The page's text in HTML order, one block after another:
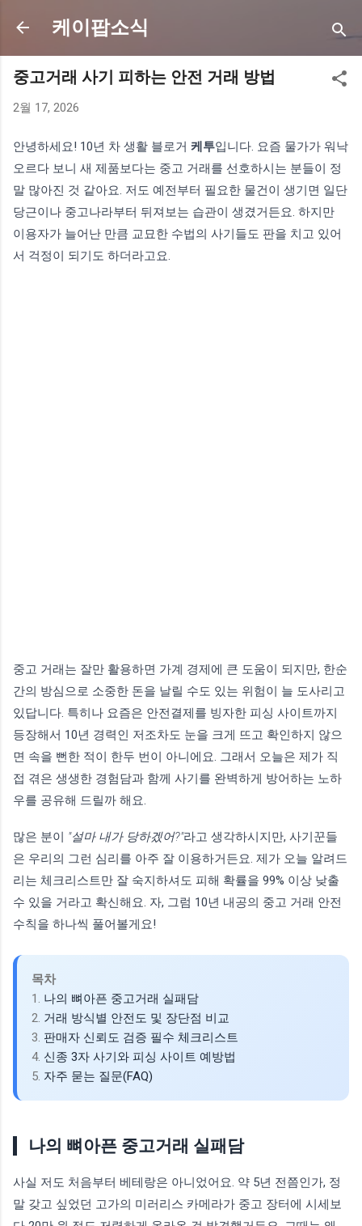
기본 콘텐츠로 건너뛰기
케이팝소식
중고거래 사기 피하는 안전 거래 방법
2월 17, 2026
안녕하세요! 10년 차 생활 블로거 케투입니다. 요즘 물가가 워낙
오르다 보니 새 제품보다는 중고 거래를 선호하시는 분들이 정
말 많아진 것 같아요. 저도 예전부터 필요한 물건이 생기면 일단
당근이나 중고나라부터 뒤져보는 습관이 생겼거든요. 하지만
이용자가 늘어난 만큼 교묘한 수법의 사기들도 판을 치고 있어
서 걱정이 되기도 하더라고요.
중고 거래는 잘만 활용하면 가계 경제에 큰 도움이 되지만, 한순
간의 방심으로 소중한 돈을 날릴 수도 있는 위험이 늘 도사리고
있답니다. 특히나 요즘은 안전결제를 빙자한 피싱 사이트까지
등장해서 10년 경력인 저조차도 눈을 크게 뜨고 확인하지 않으
면 속을 뻔한 적이 한두 번이 아니에요. 그래서 오늘은 제가 직
접 겪은 생생한 경험담과 함께 사기를 완벽하게 방어하는 노하
우를 공유해 드릴까 해요.
많은 분이 "설마 내가 당하겠어?"라고 생각하시지만, 사기꾼들
은 우리의 그런 심리를 아주 잘 이용하거든요. 제가 오늘 알려드
리는 체크리스트만 잘 숙지하셔도 피해 확률을 99% 이상 낮출
수 있을 거라고 확신해요. 자, 그럼 10년 내공의 중고 거래 안전
수칙을 하나씩 풀어볼게요!
목차
1. 나의 뼈아픈 중고거래 실패담
2. 거래 방식별 안전도 및 장단점 비교
3. 판매자 신뢰도 검증 필수 체크리스트
4. 신종 3자 사기와 피싱 사이트 예방법
5. 자주 묻는 질문(FAQ)
나의 뼈아픈 중고거래 실패담
사실 저도 처음부터 베테랑은 아니었어요. 약 5년 전쯤인가, 정
말 갖고 싶었던 고가의 미러리스 카메라가 중고 장터에 시세보